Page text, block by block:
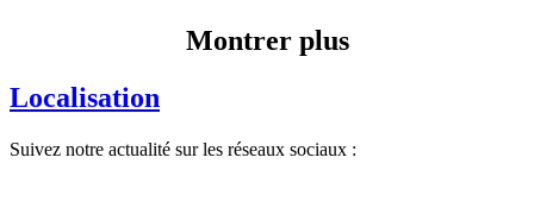
Montrer plus
Localisation
Suivez notre actualité sur les réseaux sociaux :